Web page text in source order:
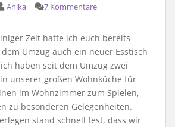
Anika 7 Kommentare
Zeit hatte ich euch bereits
Umzug auch ein neuer Esstisch
haben seit dem Umzug zwei
unserer großen Wohnküche für
im Wohnzimmer zum Spielen,
zu besonderen Gelegenheiten.
stand schnell fest, dass wir